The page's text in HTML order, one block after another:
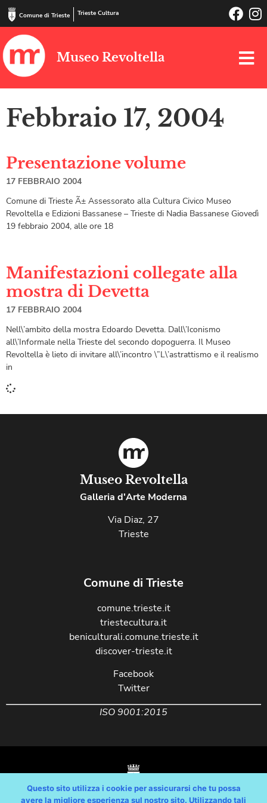
Comune di Trieste Trieste Cultura
Museo Revoltella
Febbraio 17, 2004
Presentazione volume
17 FEBBRAIO 2004
Comune di Trieste Ã± Assessorato alla Cultura Civico Museo
Revoltella e Edizioni Bassanese – Trieste di Nadia Bassanese Giovedì
19 febbraio 2004, alle ore 18
Manifestazioni collegate alla
mostra di Devetta
17 FEBBRAIO 2004
Nell\’ambito della mostra Edoardo Devetta. Dall\’Iconismo
all\’Informale nella Trieste del secondo dopoguerra. Il Museo
Revoltella è lieto di invitare all\’incontro \”L\’astrattismo e il realismo
in
Museo Revoltella
Galleria d'Arte Moderna
Via Diaz, 27
Trieste
Comune di Trieste
comune.trieste.it
triestecultura.it
beniculturali.comune.trieste.it
discover-trieste.it
Facebook
Twitter
ISO 9001:2015
Questo sito utilizza i cookie per assicurarsi che tu possa
avere la migliore esperienza sul nostro sito. Utilizzando tali